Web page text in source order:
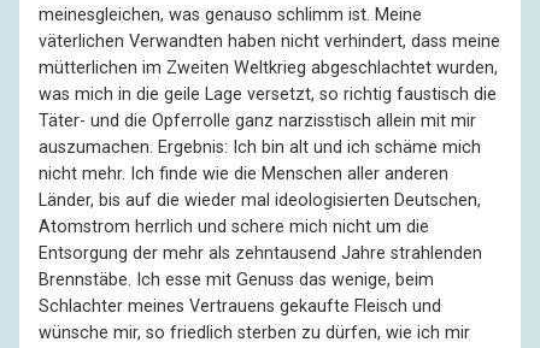
meinesgleichen, was genauso schlimm ist. Meine
väterlichen Verwandten haben nicht verhindert, dass meine
mütterlichen im Zweiten Weltkrieg abgeschlachtet wurden,
was mich in die geile Lage versetzt, so richtig faustisch die
Täter- und die Opferrolle ganz narzisstisch allein mit mir
auszumachen. Ergebnis: Ich bin alt und ich schäme mich
nicht mehr. Ich finde wie die Menschen aller anderen
Länder, bis auf die wieder mal ideologisierten Deutschen,
Atomstrom herrlich und schere mich nicht um die
Entsorgung der mehr als zehntausend Jahre strahlenden
Brennstäbe. Ich esse mit Genuss das wenige, beim
Schlachter meines Vertrauens gekaufte Fleisch und
wünsche mir, so friedlich sterben zu dürfen, wie ich mir